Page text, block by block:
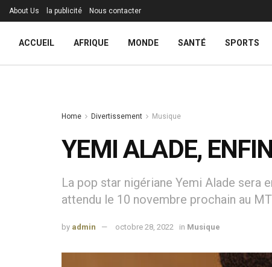
About Us la publicité Nous contacter
ACCUEIL AFRIQUE MONDE SANTÉ SPORTS
Home Divertissement Musique
YEMI ALADE,
La pop star nigériane Yemi Alade sera
attendu le 10 novembre prochain au
by admin octobre 28, 2022 in Musique